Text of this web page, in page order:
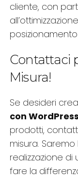
cliente, con
Contattaci
Misura!
Se desideri
con WordPress
prodotti,
misura.
realizzazione
fare la